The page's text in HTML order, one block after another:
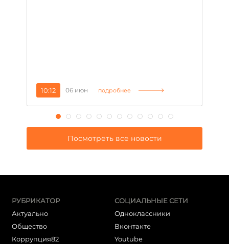
10:12 06 июн подробнее
Посмотреть все новости
РУБРИКАТОР
Актуально
Общество
Коррупция82
СОЦИАЛЬНЫЕ СЕТИ
Одноклассники
Вконтакте
Youtube